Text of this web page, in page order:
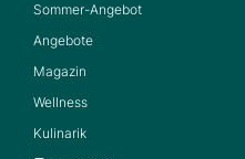
Sommer-Angebot
Angebote
Magazin
Wellness
Kulinarik